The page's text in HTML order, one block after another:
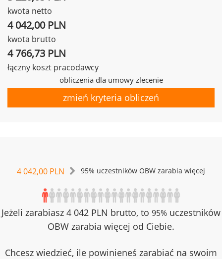
kwota netto
4 042,00 PLN
kwota brutto
4 766,73 PLN
łączny koszt pracodawcy
obliczenia dla umowy zlecenie
zmień kryteria obliczeń
4 042,00 PLN 95% uczestników OBW zarabia więcej
Jeżeli zarabiasz 4 042 PLN brutto, to 95% uczestników
OBW zarabia więcej od Ciebie.
Chcesz wiedzieć, ile powinieneś zarabiać na swoim